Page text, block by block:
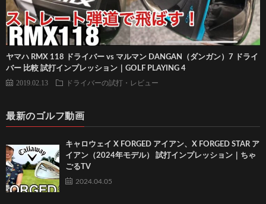
ヤマハ RMX 118 ドライバー vs マルマン DANGAN（ダンガン）7 ドライ
バー 比較 試打インプレッション｜GOLF PLAYING 4
2019.02.13 ドライバーの試打・レビュー
最新のゴルフ動画
キャロウェイ X FORGED アイアン、X FORGED STAR ア
イアン（2024年モデル） 試打インプレッション｜ちゃ
ごるTV
2024.04.05